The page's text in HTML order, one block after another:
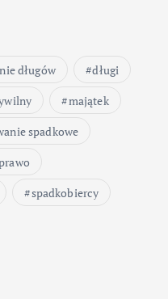
długów
długi
majątek
spadkowe
spadkobiercy